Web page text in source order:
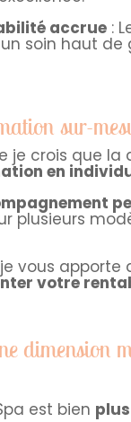
accrue :
soin haut
sur-
je crois que
en
plusieurs
vous
votre
dimension
est bien